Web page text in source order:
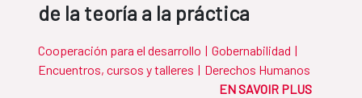
de la teoría a la práctica
Cooperación para el desarrollo | Gobernabilidad |
Encuentros, cursos y talleres | Derechos Humanos
EN SAVOIR PLUS